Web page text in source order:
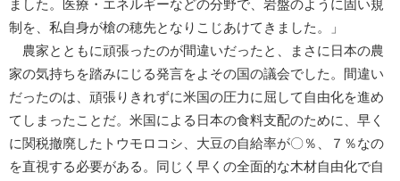
ました。医療・エネルギーなどの分野で、岩盤のように固い規
制を、私自身が槍の穂先となりこじあけてきました。」
農家とともに頑張ったのが間違いだったと、まさに日本の農
家の気持ちを踏みにじる発言をよその国の議会でした。間違い
だったのは、頑張りきれずに米国の圧力に屈して自由化を進め
てしまったことだ。米国による日本の食料支配のために、早く
に関税撤廃したトウモロコシ、大豆の自給率が〇％、７％なの
を直視する必要がある。同じく早くの全面的な木材自由化で自